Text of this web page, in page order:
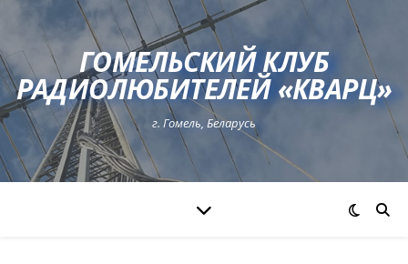
ГОМЕЛЬСКИЙ КЛУБ
РАДИОЛЮБИТЕЛЕЙ «КВАРЦ»
г. Гомель, Беларусь